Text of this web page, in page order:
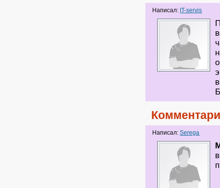
Написал: IT-servis
Написал:Serega